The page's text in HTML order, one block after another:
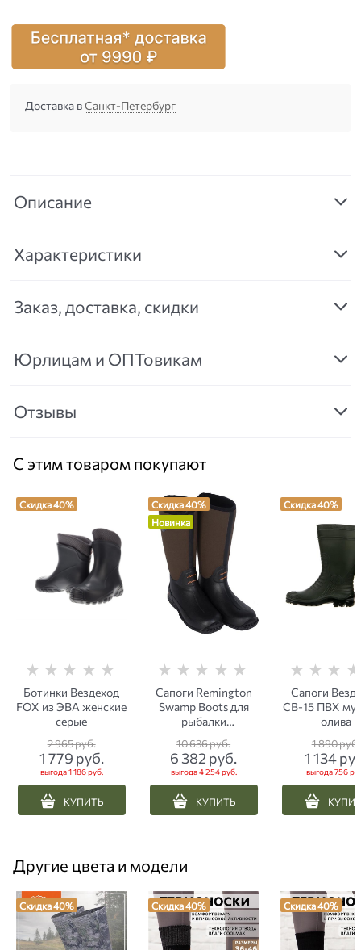
Доставка вСанкт-Петербург
Описание
Характеристики
Заказ, доставка, скидки
Юрлицам и ОПТовикам
Отзывы
С этим товаром покупают
Скидка 40%
Ботинки Вездеход
FOX из ЭВА женские
серые
2 965 руб.
1 779 руб.
выгода1 186 руб.
КУПИТЬ
Скидка 40%
Новинка
Сапоги Remington
Swamp Boots для
рыбалки
демисезонные
коричневые
10 636 руб.
6 382 руб.
выгода4 254 руб.
КУПИТЬ
Скидка 40%
Сапоги
СВ-15 ПВХ
олива
1 890 руб.
1 134
выгода756
Другие цвета и модели
Скидка 40% Скидка 40% Скидка 40%